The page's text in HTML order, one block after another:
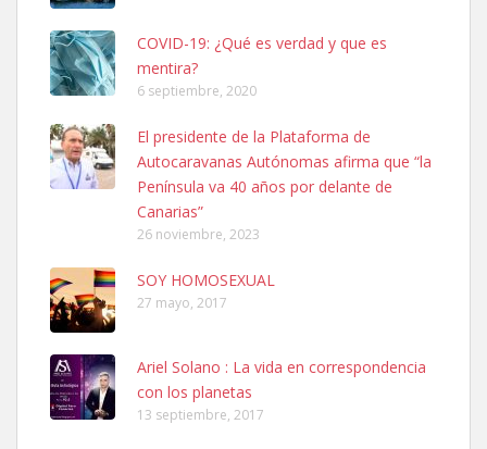
SHIBA PERDIDO AVDA JOSE MESA Y LOPEZ
PERRO MACHO RAZA SHIBA CON MICROCHIP PERDIDO HOY
06/07/2025 ZONA MESA Y LOPEZ. ES MUY ASUSTADIZO
Leales.org » Gran Canaria
6.7.2025
Ninfa perdida
El día 5 se los perdió una ninfa papillera, asustada tiene miedo a la
calle, se perdió por la zon...
COVID-19: ¿Qué es verdad y que es
mentira?
6 septiembre, 2020
El presidente de la Plataforma de
Autocaravanas Autónomas afirma que “la
Península va 40 años por delante de
Canarias”
26 noviembre, 2023
SOY HOMOSEXUAL
27 mayo, 2017
Ariel Solano : La vida en correspondencia
con los planetas
13 septiembre, 2017